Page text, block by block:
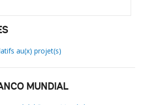
au(x) projet(s)
MUNDIAL